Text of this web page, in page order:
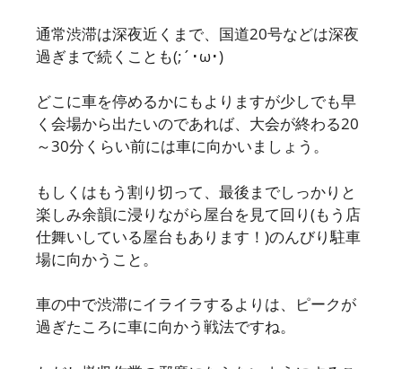
通常渋滞は深夜近くまで、国道20号などは深夜
過ぎまで続くことも(;´･ω･)
どこに車を停めるかにもよりますが少しでも早
く会場から出たいのであれば、大会が終わる20
～30分くらい前には車に向かいましょう。
もしくはもう割り切って、最後までしっかりと
楽しみ余韻に浸りながら屋台を見て回り(もう店
仕舞いしている屋台もあります！)のんびり駐車
場に向かうこと。
車の中で渋滞にイライラするよりは、ピークが
過ぎたころに車に向かう戦法ですね。